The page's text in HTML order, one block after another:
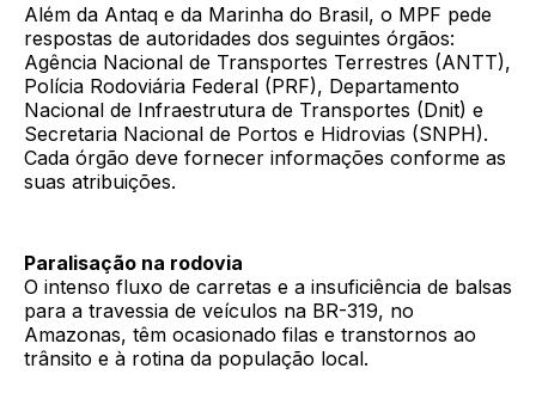
Além da Antaq e da Marinha do Brasil, o MPF pede
respostas de autoridades dos seguintes órgãos:
Agência Nacional de Transportes Terrestres (ANTT),
Polícia Rodoviária Federal (PRF), Departamento
Nacional de Infraestrutura de Transportes (Dnit) e
Secretaria Nacional de Portos e Hidrovias (SNPH).
Cada órgão deve fornecer informações conforme as
suas atribuições.
Paralisação na rodovia
O intenso fluxo de carretas e a insuficiência de balsas
para a travessia de veículos na BR-319, no
Amazonas, têm ocasionado filas e transtornos ao
trânsito e à rotina da população local.